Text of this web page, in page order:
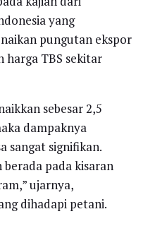
yang
pungutan ekspor
harga TBS sekitar
sebesar 2,5
dampaknya
sangat signifikan.
pada kisaran
ujarnya,
dihadapi petani.